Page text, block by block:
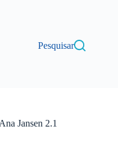
Pesquisar
Jansen 2.1